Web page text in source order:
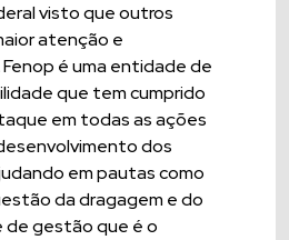
visto que outros
atenção e
é uma entidade de
que tem cumprido
em todas as ações
dos
em pautas como
da dragagem e do
gestão que é o